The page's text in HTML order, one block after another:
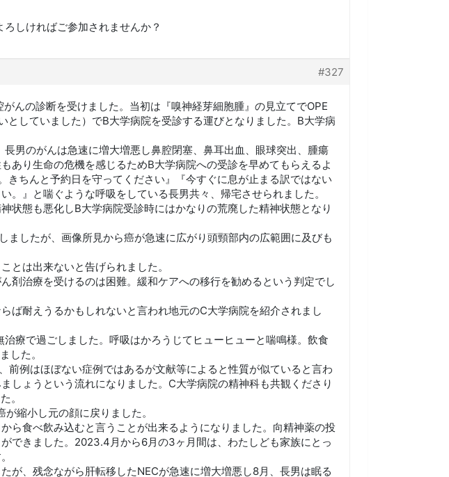
しければご参加されませんか？
#327
んの診断を受けました。当初は『嗅神経芽細胞腫』の見立てでOPE
していました）でB大学病院を受診する運びとなりました。B大学病
男のがんは急速に増大増悪し鼻腔閉塞、鼻耳出血、眼球突出、腫瘍
あり生命の危機を感じるためB大学病院への受診を早めてもらえるよ
ちんと予約日を守ってください』『今すぐに息が止まる訳ではない
』と喘ぐような呼吸をしている長男共々、帰宅させられました。
状態も悪化しB大学病院受診時にはかなりの荒廃した精神状態となり
したが、画像所見から癌が急速に広がり頭頸部内の広範囲に及びも
とは出来ないと告げられました。
剤治療を受けるのは困難。緩和ケアへの移行を勧めるという判定でし
ば耐えうるかもしれないと言われ地元のC大学病院を紹介されまし
療で過ごしました。呼吸はかろうじてヒューヒューと喘鳴様。飲食
した。
例はほぼない症例ではあるが文献等によると性質が似ていると言わ
しょうという流れになりました。C大学病院の精神科も共観くださり
。
縮小し元の顔に戻りました。
ら食べ飲み込むと言うことが出来るようになりました。向精神薬の投
できました。2023.4月から6月の3ヶ月間は、わたしども家族にとっ
が、残念ながら肝転移したNECが急速に増大増悪し8月、長男は眠る